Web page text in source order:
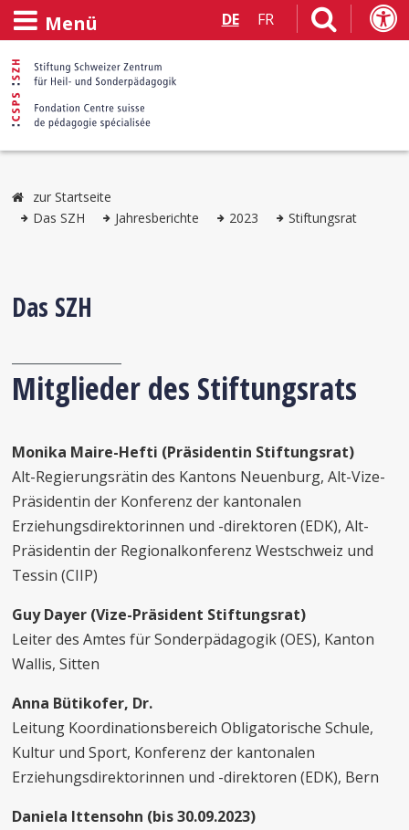
Menü DE FR
zur Startseite
Das SZH
Jahresberichte 2023 Stiftungsrat
Das SZH
Mitglieder des Stiftungsrats
Monika Maire-Hefti (Präsidentin Stiftungsrat)
Alt-Regierungsrätin des Kantons Neuenburg, Alt-Vize-
Präsidentin der Konferenz der kantonalen
Erziehungsdirektorinnen und -direktoren (EDK), Alt-
Präsidentin der Regionalkonferenz Westschweiz und
Tessin (CIIP)
Guy Dayer (Vize-Präsident Stiftungsrat)
Leiter des Amtes für Sonderpädagogik (OES), Kanton
Wallis, Sitten
Anna Bütikofer, Dr.
Leitung Koordinationsbereich Obligatorische Schule,
Kultur und Sport, Konferenz der kantonalen
Erziehungsdirektorinnen und -direktoren (EDK), Bern
Daniela Ittensohn (bis 30.09.2023)